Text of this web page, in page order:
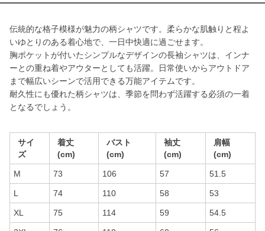
伝統的な格子模様が魅力の柄シャツです。柔らかな肌触りと程よ
いゆとりのある着心地で、一日中快適に過ごせます。
胸ポケットが付いたシンプルなデザインの長袖シャツは、インナ
ーとの重ね着やアウターとしても活躍。日常使いからアウトドア
まで幅広いシーンで活用できる万能アイテムです。
耐久性にも優れた柄シャツは、季節を問わず活躍する必須の一着
となるでしょう。
サイ
ズ
着丈
(cm)
バスト
(cm)
袖丈
(cm)
肩幅
(cm)
M 73 106 57 51.5
L 74 110 58 53
XL 75 114 59 54.5